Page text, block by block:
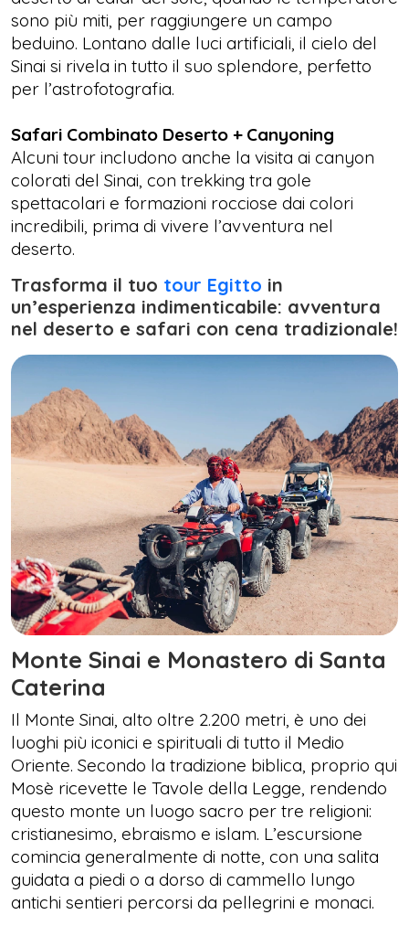
sono più miti, per raggiungere un campo
beduino. Lontano dalle luci artificiali, il cielo del
Sinai si rivela in tutto il suo splendore, perfetto
per l’astrofotografia.
Safari Combinato Deserto + Canyoning
Alcuni tour includono anche la visita ai canyon
colorati del Sinai, con trekking tra gole
spettacolari e formazioni rocciose dai colori
incredibili, prima di vivere l’avventura nel
deserto.
Trasforma il tuo tour Egitto in
un’esperienza indimenticabile: avventura
nel deserto e safari con cena tradizionale!
Monte Sinai e Monastero di Santa
Caterina
Il Monte Sinai, alto oltre 2.200 metri, è uno dei
luoghi più iconici e spirituali di tutto il Medio
Oriente. Secondo la tradizione biblica, proprio qui
Mosè ricevette le Tavole della Legge, rendendo
questo monte un luogo sacro per tre religioni:
cristianesimo, ebraismo e islam. L’escursione
comincia generalmente di notte, con una salita
guidata a piedi o a dorso di cammello lungo
antichi sentieri percorsi da pellegrini e monaci.